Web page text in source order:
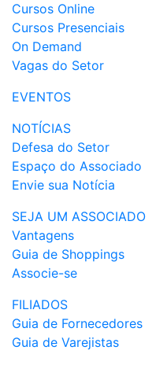
Cursos Online
Cursos Presenciais
On Demand
Vagas do Setor
EVENTOS
NOTÍCIAS
Defesa do Setor
Espaço do Associado
Envie sua Notícia
SEJA UM ASSOCIADO
Vantagens
Guia de Shoppings
Associe-se
FILIADOS
Guia de Fornecedores
Guia de Varejistas